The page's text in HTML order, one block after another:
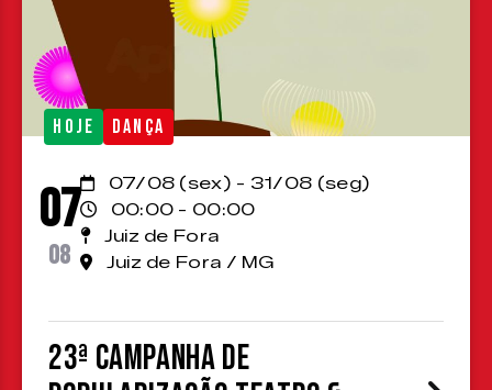
HOJE DANÇA
07
08
07/08 (sex) - 31/08 (seg)
00:00 - 00:00
Juiz de Fora
Juiz de Fora / MG
23ª Campanha de